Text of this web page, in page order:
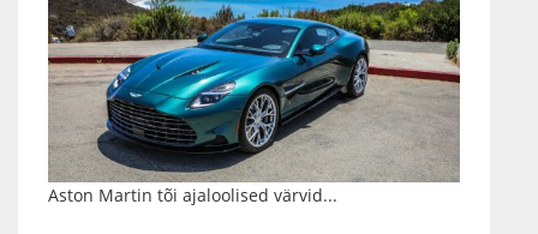
Aston Martin tõi ajaloolised värvid...